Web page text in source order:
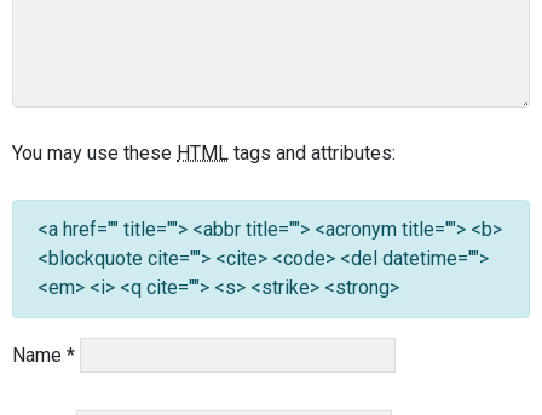
You may use these HTML tags and attributes:
<a href="" title=""> <abbr title=""> <acronym title=""> <b>
<blockquote cite=""> <cite> <code> <del datetime="">
<em> <i> <q cite=""> <s> <strike> <strong>
Name *